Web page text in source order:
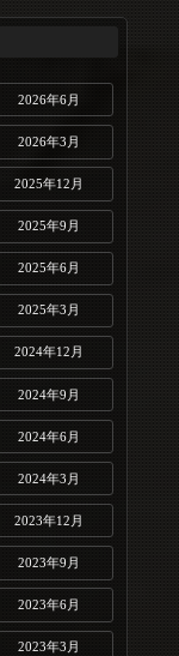
2026年6月
2026年3月
2025年12月
2025年9月
2025年6月
2025年3月
2024年12月
2024年9月
2024年6月
2024年3月
2023年12月
2023年9月
2023年6月
2023年3月